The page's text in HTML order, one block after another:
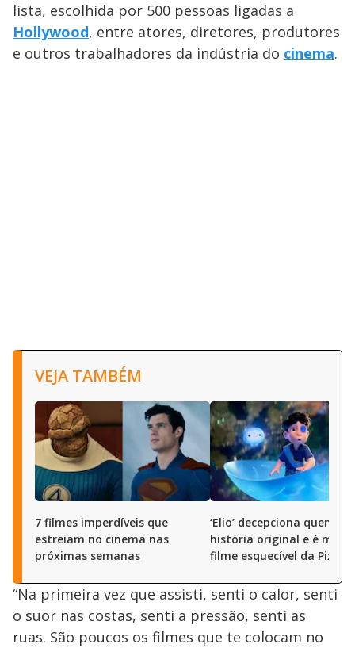
lista, escolhida por 500 pessoas ligadas a
Hollywood, entre atores, diretores, produtores
e outros trabalhadores da indústria do cinema.
VEJA TAMBÉM
7 filmes imperdíveis que
estreiam no cinema nas
próximas semanas
‘Elio’ decepciona quem
história original e é mais
filme esquecível da Pixar
“Na primeira vez que assisti, senti o calor, senti
o suor nas costas, senti a pressão, senti as
ruas. São poucos os filmes que te colocam no